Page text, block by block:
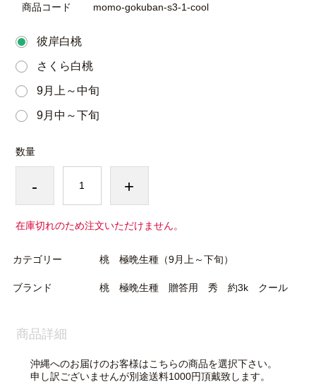
商品コード momo-gokuban-s3-1-cool
彼岸白桃
さくら白桃
9月上～中旬
9月中～下旬
数量
- +
在庫切れのため注文いただけません。
カテゴリー 桃 極晩生種（9月上～下旬）
ブランド 桃 極晩生種 贈答用 秀 約3k クール
商品詳細
沖縄へのお届けのお客様はこちらの商品を選択下さい。
申し訳ございませんが別途送料1000円頂戴致します。